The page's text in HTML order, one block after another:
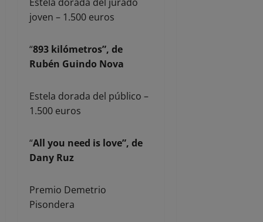
joven – 1.500 euros
“893 kilómetros”, de
Rubén Guindo Nova
Estela dorada del público –
1.500 euros
“All you need is love”, de
Dany Ruz
Premio Demetrio
Pisondera